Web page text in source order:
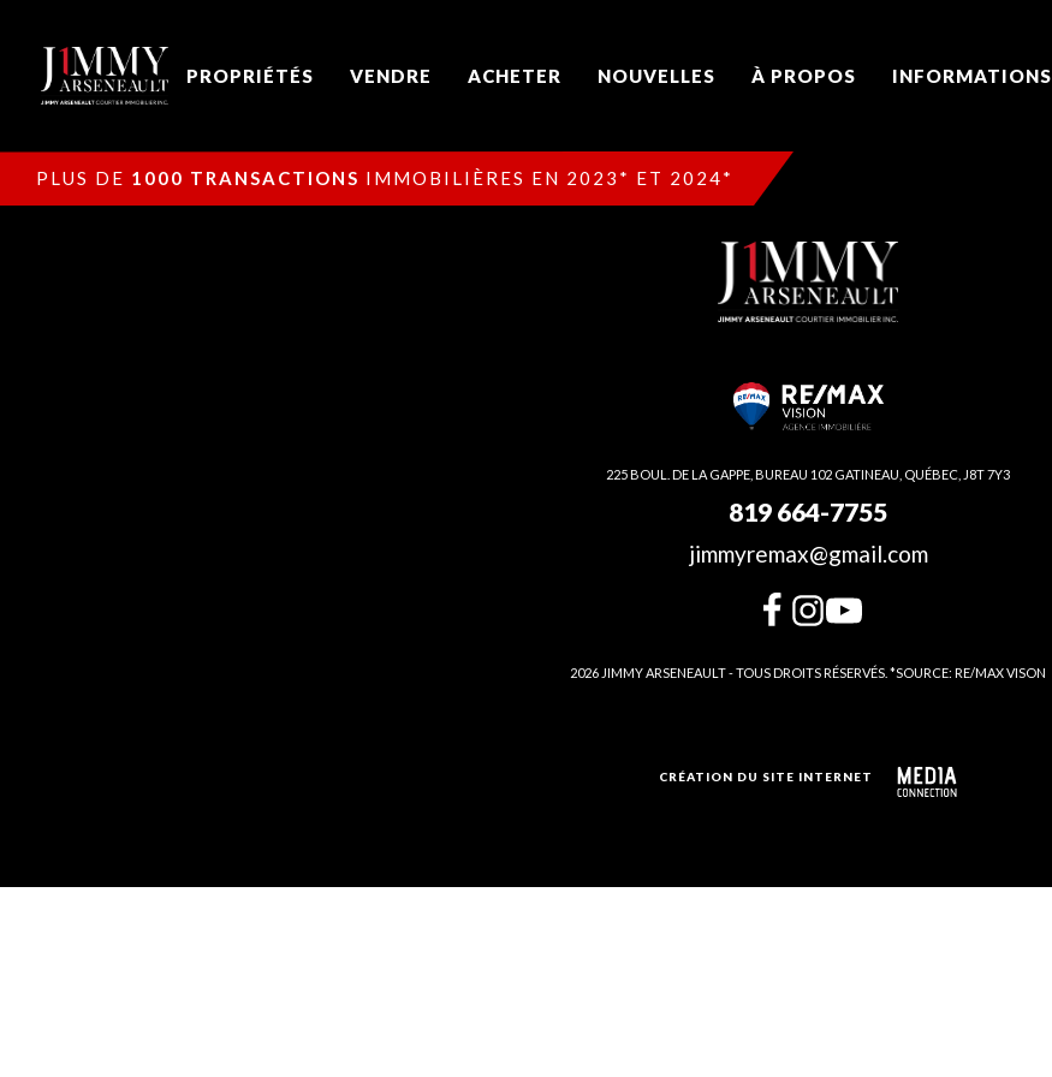
PROPRIÉTÉS VENDRE ACHETER NOUVELLES À PROPOS INFORMATIONS
PLUS DE 1000 TRANSACTIONS IMMOBILIÈRES EN 2023* ET 2024*
225 BOUL. DE LA GAPPE, BUREAU 102 GATINEAU, QUÉBEC, J8T 7Y3
819 664-7755
jimmyremax@gmail.com
2026 JIMMY ARSENEAULT - TOUS DROITS RÉSERVÉS. *SOURCE: RE/MAX VISON
CRÉATION DU SITE INTERNET